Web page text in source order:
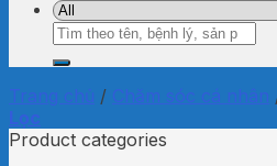
Tìm
kiếm:
Trang chủ / Chăm sóc cá nhân
Lọc
Product categories